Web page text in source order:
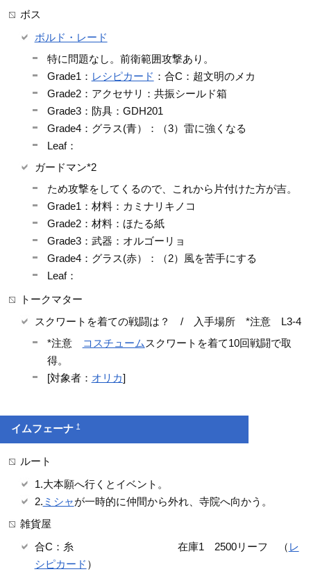
ボス
ボルド・レード
特に問題なし。前衛範囲攻撃あり。
Grade1： レシピカード ：合C：超文明のメカ
Grade2：アクセサリ：共振シールド箱
Grade3：防具：GDH201
Grade4：グラス(青）：（3）雷に強くなる
Leaf：
ガードマン*2
ため攻撃をしてくるので、これから片付けた方が吉。
Grade1：材料：カミナリキノコ
Grade2：材料：ほたる紙
Grade3：武器：オルゴーリョ
Grade4：グラス(赤）：（2）風を苦手にする
Leaf：
トークマター
スクワートを着ての戦闘は？ / 入手場所 *注意 L3-4
*注意
コスチュームスクワートを着て10回戦闘で取
得。
[対象者： オリカ]
イムフェーナ†
ルート
1.大本願へ行くとイベント。
2. ミシャが一時的に仲間から外れ、寺院へ向かう。
雑貨屋
合C：糸 在庫1 2500リーフ （ レ
シピカード ）